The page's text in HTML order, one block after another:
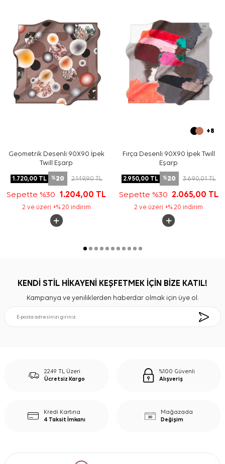
Bakım
Yıkama ve bakım için ürün etiketindeki talimatları
izleyiniz. İpek ve hassas eşarplarda nazik leke
müdahalesi gerektiğinde Aker İpek Eşarp Şampuanı
kullanmayı tercih edebilirsiniz.
Sıkça Sorulan Sorular
Bej İpek Kare Harita Desenli Eşarp hangi ölçüdedir?
Bu eşarbın materyali nedir?
Desen görünümü nasıldır?
Geometrik Desenli 90X90 İpek
Twill Eşarp
1.720,00TL %20 2.149,90TL
Sepette %30 1.204,00 TL
2 ve üzeri +% 20 indirim
+8
Fırça Desenli 90X90 İpek Twill
Eşarp
2.950,00TL %20 3.690,01TL
Sepette %30 2.065,00 TL
2 ve üzeri +% 20 indirim
KENDİ STİL HİKAYENİ KEŞFETMEK İÇİN BİZE KATIL!
Kampanya ve yeniliklerden haberdar olmak için üye ol.
2249 TL Üzeri
Ücretsiz Kargo
%100 Güvenli
Alışveriş
Kredi Kartına
4 Taksit İmkanı
Mağazada
Değişim